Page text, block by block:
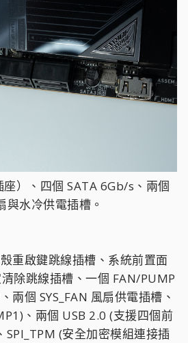
）、四個 SATA 6Gb/s、兩個
與水冷供電插槽。
重啟鍵跳線插槽、系統前置面
除跳線插槽、一個 FAN/PUMP
兩個 SYS_FAN 風扇供電插槽、
、兩個 USB 2.0 (支援四個前
SPI_TPM (安全加密模組連接插